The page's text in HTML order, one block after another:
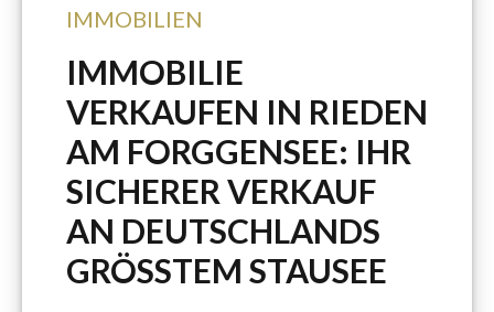
IMMOBILIEN
IMMOBILIE
VERKAUFEN IN RIEDEN
AM FORGGENSEE: IHR
SICHERER VERKAUF
AN DEUTSCHLANDS
GRÖSSTEM STAUSEE